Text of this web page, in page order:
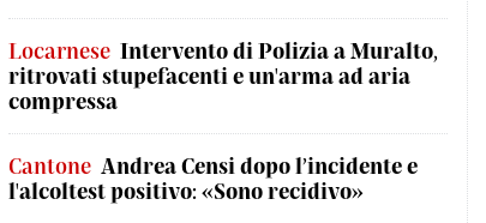
Locarnese Intervento di Polizia a Muralto,
ritrovati stupefacenti e un'arma ad aria
compressa
Cantone Andrea Censi dopo l’incidente e
l'alcoltest positivo: «Sono recidivo»